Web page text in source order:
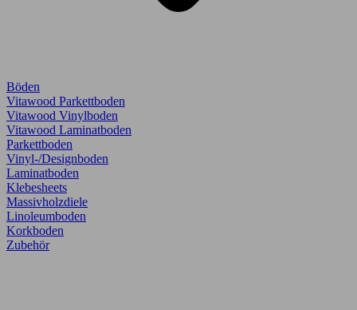
Böden
Vitawood Parkettboden
Vitawood Vinylboden
Vitawood Laminatboden
Parkettboden
Vinyl-/Designboden
Laminatboden
Klebesheets
Massivholzdiele
Linoleumboden
Korkboden
Zubehör